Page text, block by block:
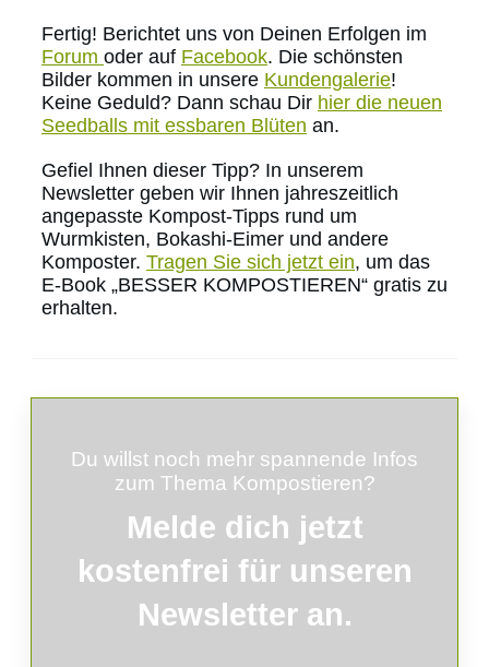
Fertig! Berichtet uns von Deinen Erfolgen im
Forum oder auf Facebook. Die schönsten
Bilder kommen in unsere Kundengalerie!
Keine Geduld? Dann schau Dir hier die neuen
Seedballs mit essbaren Blüten an.
Gefiel Ihnen dieser Tipp? In unserem
Newsletter geben wir Ihnen jahreszeitlich
angepasste Kompost-Tipps rund um
Wurmkisten, Bokashi-Eimer und andere
Komposter. Tragen Sie sich jetzt ein, um das
E-Book „BESSER KOMPOSTIEREN“ gratis zu
erhalten.
Du willst noch mehr spannende Infos
zum Thema Kompostieren?
Melde dich jetzt
kostenfrei für unseren
Newsletter an.